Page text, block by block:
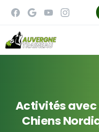
Activitésavec
Chiens